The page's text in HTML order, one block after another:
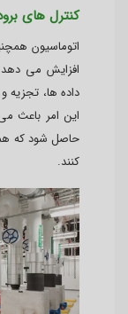
کنترل های
اتوماسیون
افزایش می
داده ها،
این امر باعث
حاصل شود که
کنند.